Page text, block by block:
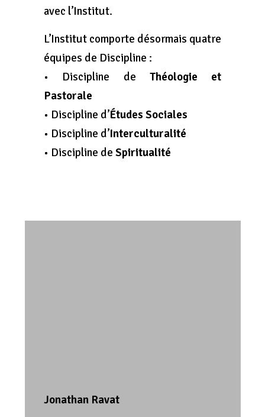
avec l’Institut.
L’Institut comporte désormais quatre
équipes de Discipline :
• Discipline de Théologie et
Pastorale
• Discipline d’Études Sociales
• Discipline d’Interculturalité
• Discipline de Spiritualité
Jonathan Ravat